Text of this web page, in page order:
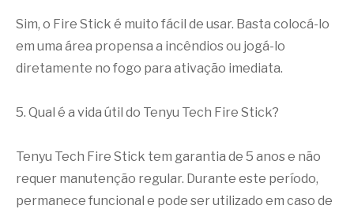
Sim, o Fire Stick é muito fácil de usar. Basta colocá-lo
em uma área propensa a incêndios ou jogá-lo
diretamente no fogo para ativação imediata.
5. Qual é a vida útil do Tenyu Tech Fire Stick?
Tenyu Tech Fire Stick tem garantia de 5 anos e não
requer manutenção regular. Durante este período,
permanece funcional e pode ser utilizado em caso de